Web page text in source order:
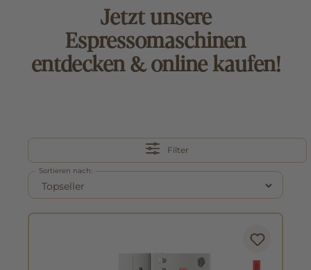
Jetzt unsere
Espressomaschinen
entdecken & online kaufen!
Filter
Sortieren nach: